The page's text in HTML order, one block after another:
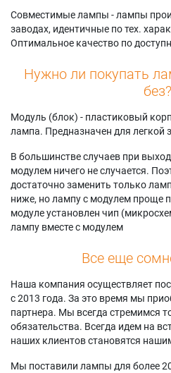
Совместимые лампы - лампы
заводах, идентичные по тех.
Оптимальное качество по
Нужно ли покупать
без?
Модуль (блок) - пластиковый
лампа. Предназначен для
В большинстве случаев при
модулем ничего не случается.
достаточно заменить только
ниже, но лампу с модулем проще
модуле установлен чип
лампу вместе с модулем
Все еще
Наша компания осуществляет
с 2013 года. За это время мы
партнера. Мы всегда стремимся
обязательства. Всегда идем на
наших клиентов становятся
Мы поставили лампы для более